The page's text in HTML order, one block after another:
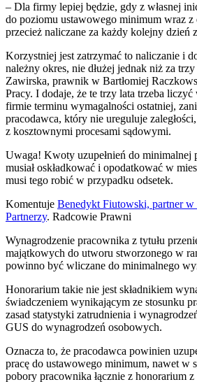
– Dla firmy lepiej będzie, gdy z własnej
do poziomu ustawowego minimum wraz z
przecież naliczane za każdy kolejny dzień
Korzystniej jest zatrzymać to naliczanie i
należny okres, nie dłużej jednak niż za
Zawirska, prawnik w Bartłomiej
Pracy. I dodaje, że te trzy lata trzeba
firmie terminu wymagalności ostatniej,
pracodawca, który nie ureguluje
z kosztownymi procesami sądowymi.
Uwaga! Kwoty uzupełnień do minimalnej
musiał oskładkować i opodatkować w
musi tego robić w przypadku odsetek.
Komentuje Benedykt Fiutowski, partner
Partnerzy. Radcowie Prawni
Wynagrodzenie pracownika z tytułu
majątkowych do utworu stworzonego w
powinno być wliczane do minimalnego
Honorarium takie nie jest składnikiem
świadczeniem wynikającym ze stosunku
zasad statystyki zatrudnienia i
GUS do wynagrodzeń osobowych.
Oznacza to, że pracodawca powinien
pracę do ustawowego minimum, nawet w
pobory pracownika łącznie z honorarium